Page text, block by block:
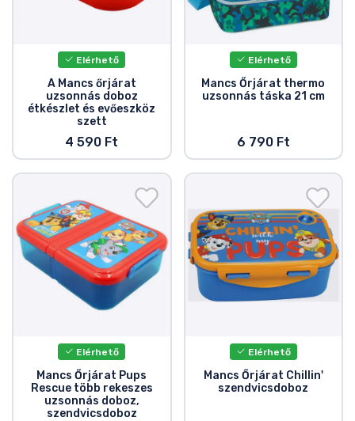
Elérhető
A Mancs őrjárat
uzsonnás doboz
étkészlet és evőeszköz
szett
4 590 Ft
Elérhető
Mancs Őrjárat thermo
uzsonnás táska 21 cm
6 790 Ft
Elérhető
Mancs Őrjárat Pups
Rescue több rekeszes
uzsonnás doboz,
szendvicsdoboz
Elérhető
Mancs Őrjárat Chillin'
szendvicsdoboz
Márkák